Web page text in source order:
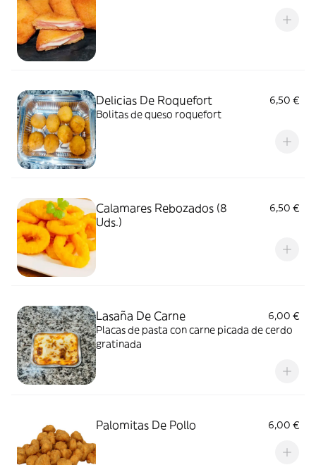
Delicias De Roquefort
6,50 €
Bolitas de queso roquefort
Calamares Rebozados (8
Uds.)
6,50 €
Lasaña De Carne
6,00 €
Placas de pasta con carne picada de cerdo
gratinada
Palomitas De Pollo 6,00 €